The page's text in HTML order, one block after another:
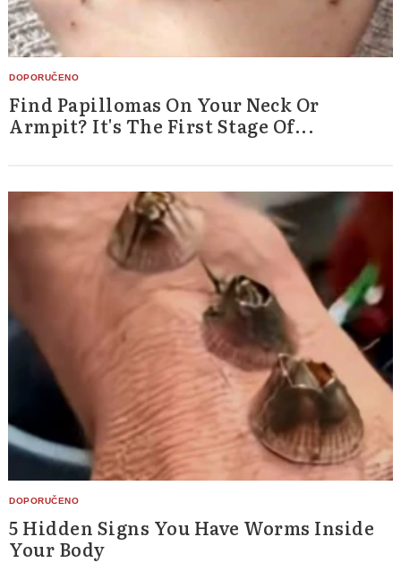
Find Papillomas On Your Neck Or
Armpit? It's The First Stage Of...
5 Hidden Signs You Have Worms Inside
Your Body